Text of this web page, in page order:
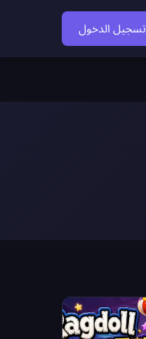
تسجيل الدخول